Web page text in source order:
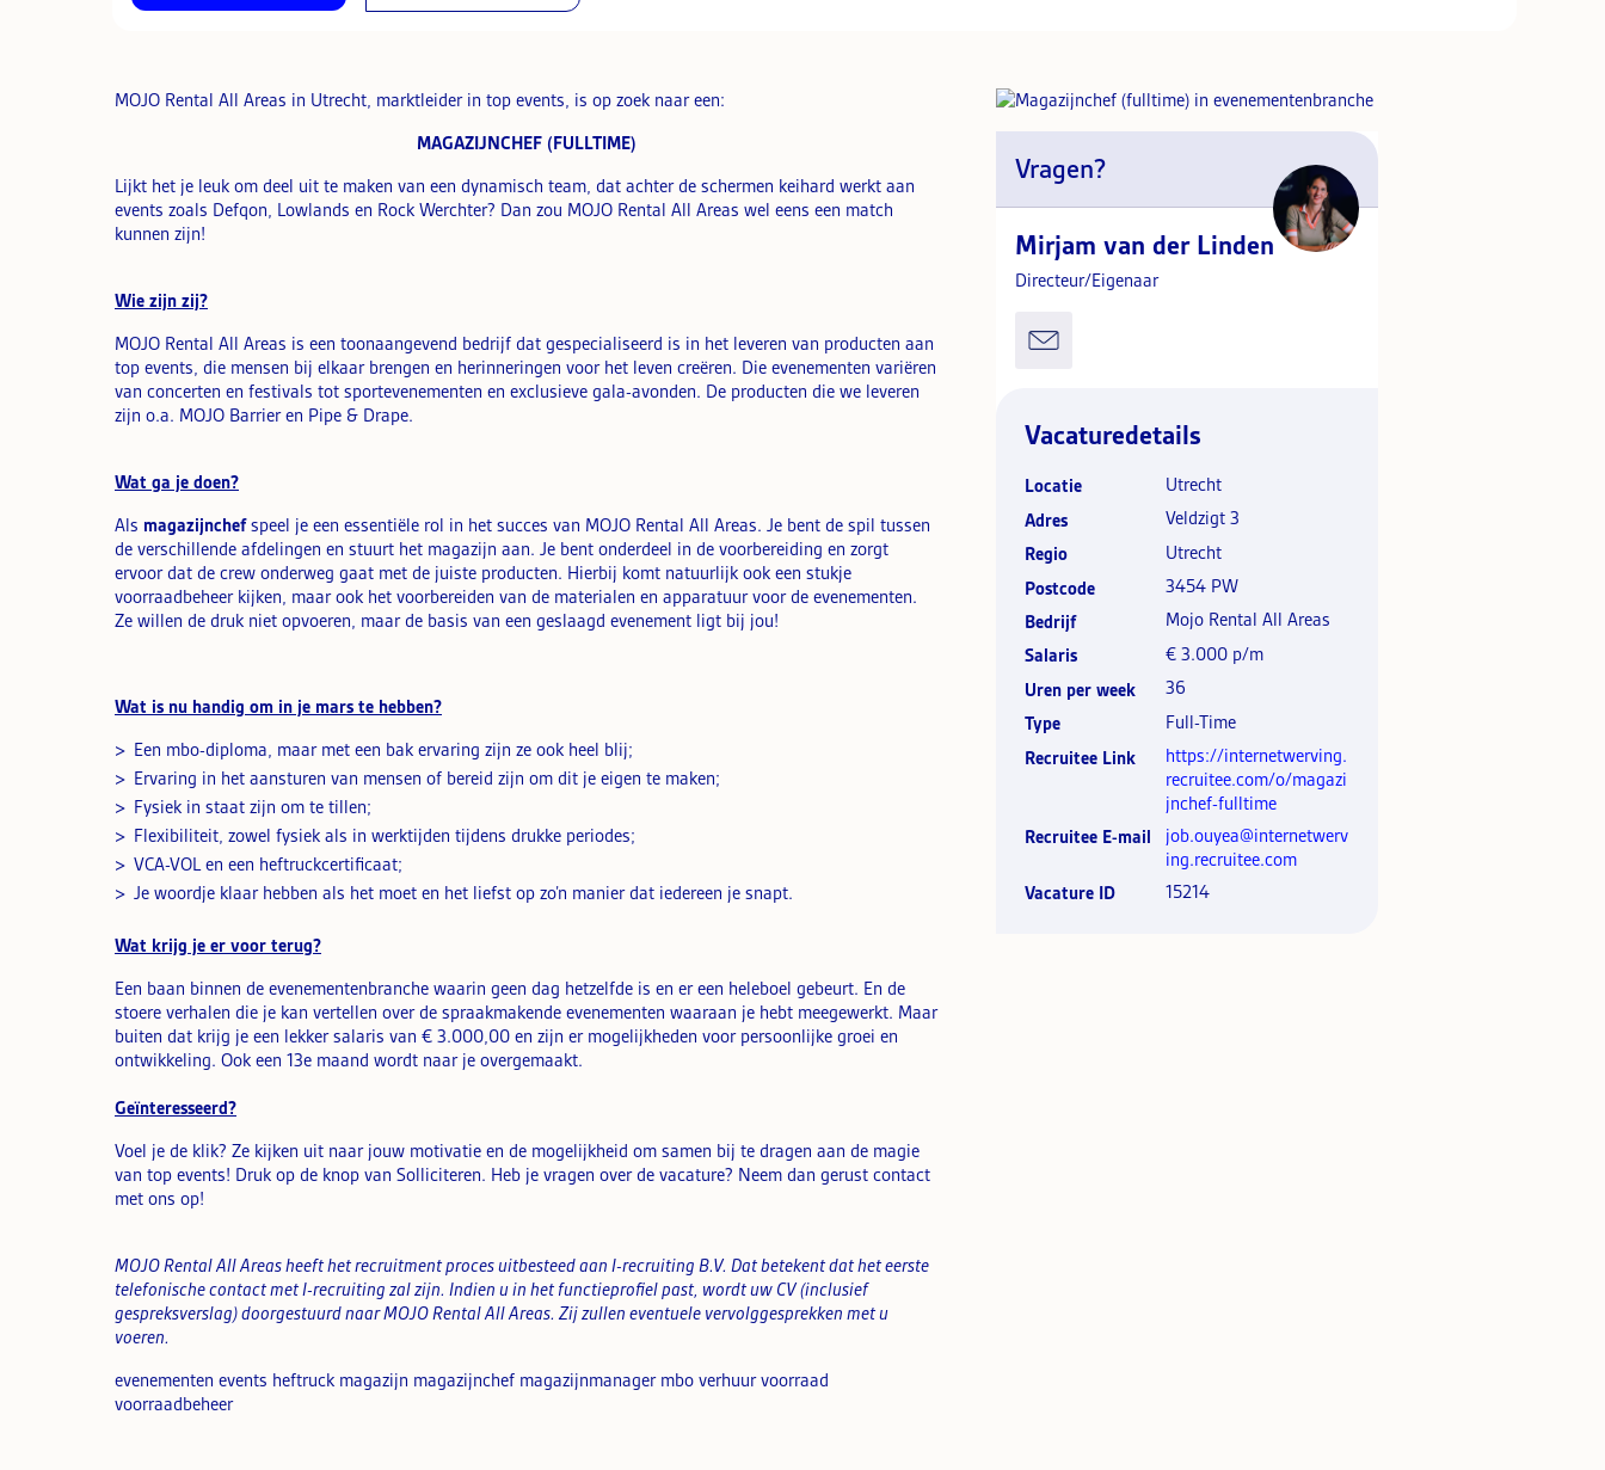
MOJO Rental All Areas in Utrecht, marktleider in top events, is op zoek naar een:
MAGAZIJNCHEF (FULLTIME)
Lijkt het je leuk om deel uit te maken van een dynamisch team, dat achter de schermen keihard werkt aan
events zoals Defqon, Lowlands en Rock Werchter? Dan zou MOJO Rental All Areas wel eens een match
kunnen zijn!
Wie zijn zij?
MOJO Rental All Areas is een toonaangevend bedrijf dat gespecialiseerd is in het leveren van producten aan
top events, die mensen bij elkaar brengen en herinneringen voor het leven creëren. Die evenementen variëren
van concerten en festivals tot sportevenementen en exclusieve gala-avonden. De producten die we leveren
zijn o.a. MOJO Barrier en Pipe & Drape.
Wat ga je doen?
Als magazijnchef speel je een essentiële rol in het succes van MOJO Rental All Areas. Je bent de spil tussen
de verschillende afdelingen en stuurt het magazijn aan. Je bent onderdeel in de voorbereiding en zorgt
ervoor dat de crew onderweg gaat met de juiste producten. Hierbij komt natuurlijk ook een stukje
voorraadbeheer kijken, maar ook het voorbereiden van de materialen en apparatuur voor de evenementen.
Ze willen de druk niet opvoeren, maar de basis van een geslaagd evenement ligt bij jou!
Wat is nu handig om in je mars te hebben?
Een mbo-diploma, maar met een bak ervaring zijn ze ook heel blij;
Ervaring in het aansturen van mensen of bereid zijn om dit je eigen te maken;
Fysiek in staat zijn om te tillen;
Flexibiliteit, zowel fysiek als in werktijden tijdens drukke periodes;
VCA-VOL en een heftruckcertificaat;
Je woordje klaar hebben als het moet en het liefst op zo’n manier dat iedereen je snapt.
Wat krijg je er voor terug?
Een baan binnen de evenementenbranche waarin geen dag hetzelfde is en er een heleboel gebeurt. En de
stoere verhalen die je kan vertellen over de spraakmakende evenementen waaraan je hebt meegewerkt. Maar
buiten dat krijg je een lekker salaris van € 3.000,00 en zijn er mogelijkheden voor persoonlijke groei en
ontwikkeling. Ook een 13e maand wordt naar je overgemaakt.
Geïnteresseerd?
Voel je de klik? Ze kijken uit naar jouw motivatie en de mogelijkheid om samen bij te dragen aan de magie
van top events! Druk op de knop van Solliciteren. Heb je vragen over de vacature? Neem dan gerust contact
met ons op!
MOJO Rental All Areas heeft het recruitment proces uitbesteed aan I-recruiting B.V. Dat betekent dat het eerste
telefonische contact met I-recruiting zal zijn. Indien u in het functieprofiel past, wordt uw CV (inclusief
gespreksverslag) doorgestuurd naarMOJO Rental All Areas. Zij zullen eventuele vervolggesprekken met u
voeren.
evenementen events heftruck magazijn magazijnchef magazijnmanager mbo verhuur voorraad
voorraadbeheer
Vragen?
Mirjam van der Linden
Directeur/Eigenaar
Vacaturedetails
Locatie
Utrecht
Adres
Veldzigt 3
Regio
Utrecht
Postcode
3454 PW
Bedrijf
Mojo Rental All Areas
Salaris
€ 3.000 p/m
Uren per week
36
Type
Full-Time
Recruitee Link
https://internetwerving.
recruitee.com/o/magazi
jnchef-fulltime
Recruitee E-mail
job.ouyea@internetwerv
ing.recruitee.com
Vacature ID
15214